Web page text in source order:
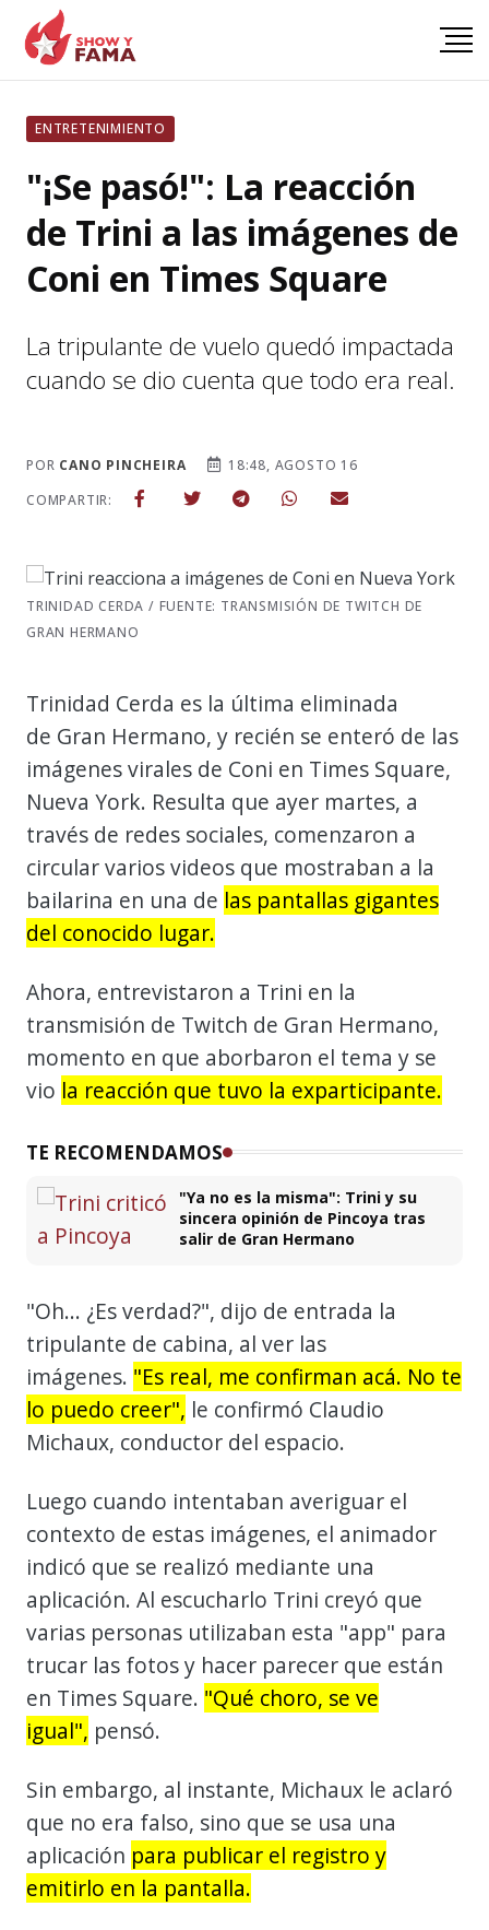
ENTRETENIMIENTO
"¡Se pasó!": La reacción
de Trini a las imágenes de
Coni en Times Square
La tripulante de vuelo quedó impactada
cuando se dio cuenta que todo era real.
POR CANO PINCHEIRA
18:48, AGOSTO 16
COMPARTIR:
TRINIDAD CERDA / FUENTE: TRANSMISIÓN DE TWITCH DE
GRAN HERMANO
Trinidad Cerda es la última eliminada
de Gran Hermano, y recién se enteró de las
imágenes virales de Coni en Times Square,
Nueva York. Resulta que ayer martes, a
través de redes sociales, comenzaron a
circular varios videos que mostraban a la
bailarina en una de las pantallas gigantes
del conocido lugar.
Ahora, entrevistaron a Trini en la
transmisión de Twitch de Gran Hermano,
momento en que aborbaron el tema y se
vio la reacción que tuvo la exparticipante.
TE RECOMENDAMOS
"Ya no es la misma": Trini y su
sincera opinión de Pincoya tras
salir de Gran Hermano
"Oh... ¿Es verdad?", dijo de entrada la
tripulante de cabina, al ver las
imágenes. "Es real, me confirman acá. No te
lo puedo creer", le confirmó Claudio
Michaux, conductor del espacio.
Luego cuando intentaban averiguar el
contexto de estas imágenes, el animador
indicó que se realizó mediante una
aplicación. Al escucharlo Trini creyó que
varias personas utilizaban esta "app" para
trucar las fotos y hacer parecer que están
en Times Square. "Qué choro, se ve
igual", pensó.
Sin embargo, al instante, Michaux le aclaró
que no era falso, sino que se usa una
aplicación para publicar el registro y
emitirlo en la pantalla.